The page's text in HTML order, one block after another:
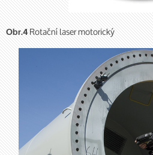
Obr.4Rotační laser motorický